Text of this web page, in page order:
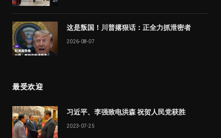
这是叛国！川普撂狠话：正全力抓泄密者
2026-08-07
最受欢迎
习近平、李强致电洪森 祝贺人民党获胜
2023-07-25